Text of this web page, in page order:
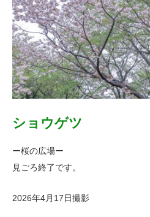
ショウゲツ
ー桜の広場ー
見ごろ終了です。
2026年4月17日撮影